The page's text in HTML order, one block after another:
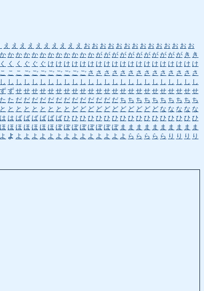
え え え え え え え え え え お お お お お お お お お お お お お お
か か か か か か か か か か か か が が が が が が が が が が が き き
く く く ぐ ぐ ぐ け け け け け け け け け け け け け け け け け け け
こ こ こ ご ご ご ご ご ご ご ご さ さ さ さ さ さ さ さ さ さ さ さ さ さ
し し し し し し し し し し し し し し し し し し し し し し し し し
ず ず せ せ せ せ せ せ せ せ せ せ せ せ せ せ せ せ せ せ せ せ せ せ せ
た た だ だ だ だ だ だ だ だ だ だ だ だ だ ち ち ち ち ち ち ち ち ち ち
と と と と と と と と と ど ど ど ど ど ど ど ど ど ど ど な な な な な
は は ば ば ば ば ば ば ひ ひ ひ ひ ひ ひ ひ ひ ひ ひ ひ ひ ひ ひ ひ ひ ひ
ほ ほ ほ ほ ほ ほ ほ ぼ ぼ ぼ ぼ ぼ ぼ ぼ ぼ ま ま ま ま ま ま ま ま ま ま
よ よ よ よ よ よ よ よ よ よ よ よ よ よ よ よ ら ら ら ら ら り り り り